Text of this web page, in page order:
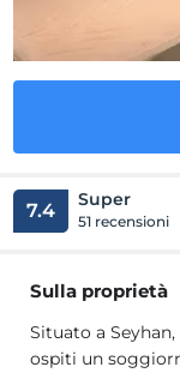
7.4 Super
51 recensioni
Sulla proprietà
Situato a
ospiti un